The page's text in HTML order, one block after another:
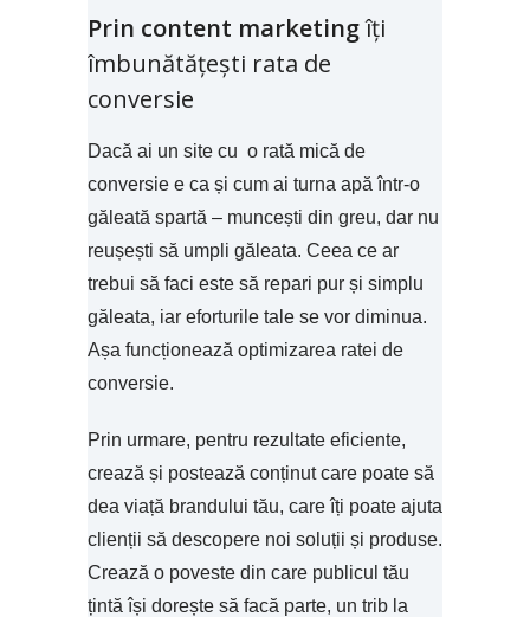
Prin content marketingîți
îmbunătățești rata de
conversie
Dacă ai un site cu o rată mică de
conversie e ca și cum ai turna apă într-o
găleată spartă – muncești din greu, dar nu
reușești să umpli găleata. Ceea ce ar
trebui să faci este să repari pur și simplu
găleata, iar eforturile tale se vor diminua.
Așa funcționează optimizarea ratei de
conversie.
Prin urmare, pentru rezultate eficiente,
crează și postează conținut care poate să
dea viață brandului tău, care îți poate ajuta
clienții să descopere noi soluții și produse.
Crează o poveste din care publicul tău
țintă își dorește să facă parte, un trib la